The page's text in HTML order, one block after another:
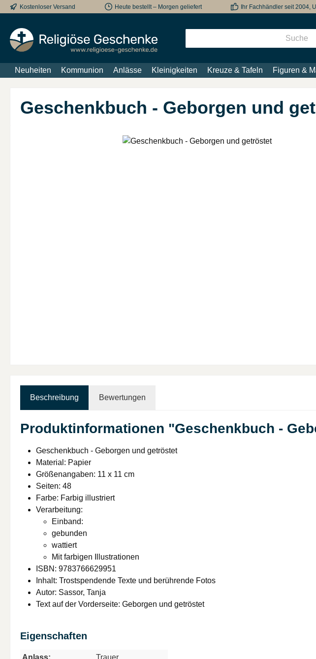
Hauptinhalt springen
Zur Suche springen
Zur Hauptnavigation springen
Kostenloser Versand Heute bestellt – Morgen geliefert Ihr Fachhändler seit 2004,
Neuheiten Kommunion Anlässe Kleinigkeiten Kreuze & Tafeln Figuren &
Geschenkbuch - Geborgen und
Beschreibung Bewertungen
Produktinformationen "Geschenkbuch -
Geschenkbuch - Geborgen und getröstet
Material: Papier
Größenangaben: 11 x 11 cm
Seiten: 48
Farbe: Farbig illustriert
Verarbeitung:
Einband:
gebunden
wattiert
Mit farbigen Illustrationen
ISBN: 9783766629951
Inhalt: Trostspendende Texte und berührende Fotos
Autor: Sassor, Tanja
Text auf der Vorderseite: Geborgen und getröstet
Eigenschaften
Anlass:
Trauer